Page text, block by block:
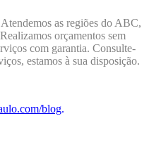
Atendemos as regiões do ABC,
orçamentos sem
com garantia. Consulte-
estamos à sua disposição.
blog.